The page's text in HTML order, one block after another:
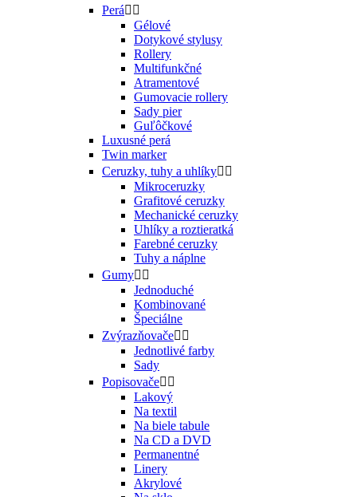
Perá 
Gélové
Dotykové stylusy
Rollery
Multifunkčné
Atramentové
Gumovacie rollery
Sady pier
Guľôčkové
Luxusné perá
Twin marker
Ceruzky, tuhy a uhlíky 
Mikroceruzky
Grafitové ceruzky
Mechanické ceruzky
Uhlíky a roztieratká
Farebné ceruzky
Tuhy a náplne
Gumy 
Jednoduché
Kombinované
Špeciálne
Zvýrazňovače 
Jednotlivé farby
Sady
Popisovače 
Lakový
Na textil
Na biele tabule
Na CD a DVD
Permanentné
Linery
Akrylové